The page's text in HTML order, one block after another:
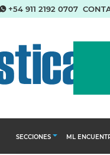
+54 911 2192 0707
SECCIONES ML